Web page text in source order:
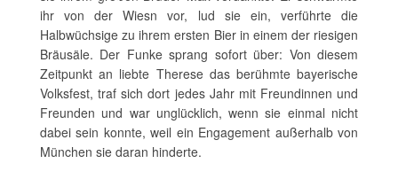
ihr von der Wiesn vor, lud sie ein, verführte die
Halbwüchsige zu ihrem ersten Bier in einem der riesigen
Bräusäle. Der Funke sprang sofort über: Von diesem
Zeitpunkt an liebte Therese das berühmte bayerische
Volksfest, traf sich dort jedes Jahr mit Freundinnen und
Freunden und war unglücklich, wenn sie einmal nicht
dabei sein konnte, weil ein Engagement außerhalb von
München sie daran hinderte.